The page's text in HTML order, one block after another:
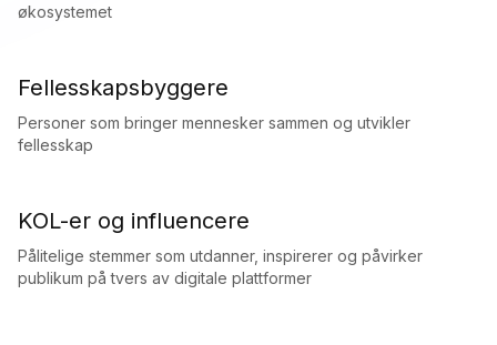
økosystemet
Fellesskapsbyggere
Personer som bringer mennesker sammen og utvikler
fellesskap
KOL-er og influencere
Pålitelige stemmer som utdanner, inspirerer og påvirker
publikum på tvers av digitale plattformer